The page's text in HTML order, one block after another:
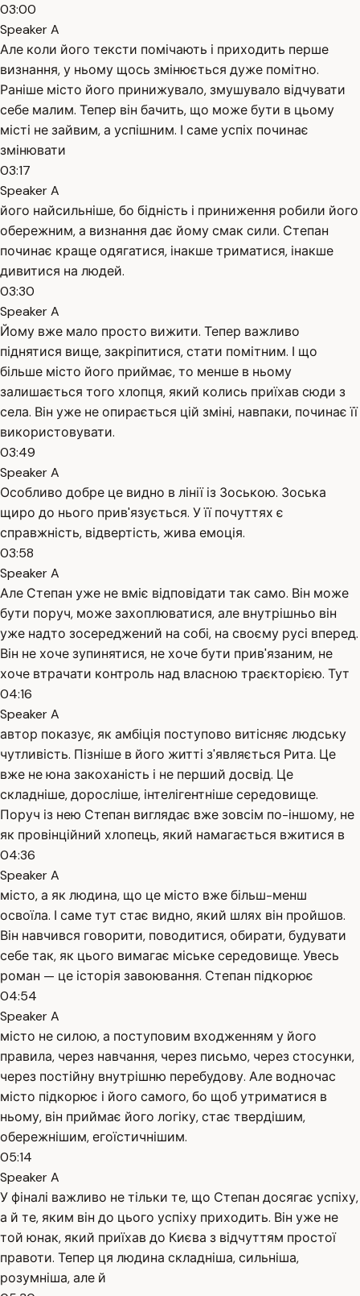
03:00
Speaker A
Але коли його тексти помічають і приходить перше
визнання, у ньому щось змінюється дуже помітно.
Раніше місто його принижувало, змушувало відчувати
себе малим. Тепер він бачить, що може бути в цьому
місті не зайвим, а успішним. І саме успіх починає
змінювати
03:17
Speaker A
його найсильніше, бо бідність і приниження робили його
обережним, а визнання дає йому смак сили. Степан
починає краще одягатися, інакше триматися, інакше
дивитися на людей.
03:30
Speaker A
Йому вже мало просто вижити. Тепер важливо
піднятися вище, закріпитися, стати помітним. І що
більше місто його приймає, то менше в ньому
залишається того хлопця, який колись приїхав сюди з
села. Він уже не опирається цій зміні, навпаки, починає її
використовувати.
03:49
Speaker A
Особливо добре це видно в лінії із Зоською. Зоська
щиро до нього прив'язується. У її почуттях є
справжність, відвертість, жива емоція.
03:58
Speaker A
Але Степан уже не вміє відповідати так само. Він може
бути поруч, може захоплюватися, але внутрішньо він
уже надто зосереджений на собі, на своєму русі вперед.
Він не хоче зупинятися, не хоче бути прив'язаним, не
хоче втрачати контроль над власною траєкторією. Тут
04:16
Speaker A
автор показує, як амбіція поступово витісняє людську
чутливість. Пізніше в його житті з'являється Рита. Це
вже не юна закоханість і не перший досвід. Це
складніше, доросліше, інтелігентніше середовище.
Поруч із нею Степан виглядає вже зовсім по-іншому, не
як провінційний хлопець, який намагається вжитися в
04:36
Speaker A
місто, а як людина, що це місто вже більш-менш
освоїла. І саме тут стає видно, який шлях він пройшов.
Він навчився говорити, поводитися, обирати, будувати
себе так, як цього вимагає міське середовище. Увесь
роман — це історія завоювання. Степан підкорює
04:54
Speaker A
місто не силою, а поступовим входженням у його
правила, через навчання, через письмо, через стосунки,
через постійну внутрішню перебудову. Але водночас
місто підкорює і його самого, бо щоб утриматися в
ньому, він приймає його логіку, стає твердішим,
обережнішим, егоїстичнішим.
05:14
Speaker A
У фіналі важливо не тільки те, що Степан досягає успіху,
а й те, яким він до цього успіху приходить. Він уже не
той юнак, який приїхав до Києва з відчуттям простої
правоти. Тепер ця людина складніша, сильніша,
розумніша, але й